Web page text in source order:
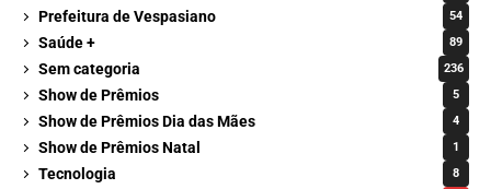
Prefeitura de Vespasiano 54
Saúde + 89
Sem categoria 236
Show de Prêmios 5
Show de Prêmios Dia das Mães 4
Show de Prêmios Natal 1
Tecnologia 8